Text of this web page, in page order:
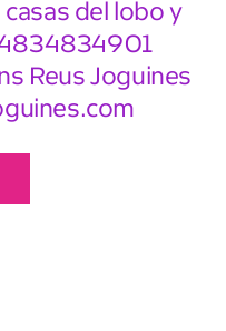
casas del lobo y
Reus Joguines